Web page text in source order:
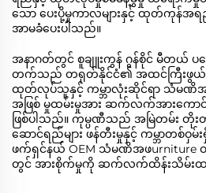
သော ပေးပို့မှုကာလများနှင့် ထုတ်ကုန်
အာမခံပေးပါသည်။
အနာဂတ်တွင် စူချူးကွန် ဂွန်စိုင် မီတယ် ပ
တက်သည် တရုတ်နိုင်ငံ၏ အထင်ကြီးဖွယ်
ထုတ်လုပ်သူနှင့် ကမ္ဘာလုံးဆိုင်ရာ သံမဏိအ
အဖြစ် မှုထမ်းမှုအား ဆက်လက်အားကောင်
ဖြစ်ပါသည်။ ကုမ္ပဏီသည် အမြဲတမ်း တို
ဆောင်ရည်များ ဖန်တီးမှုနှင့် ကမ္ဘာတစ်ဝှမ်
ဖက်ရှင်နယ် OEM သံမဏိအဖurniture ဝန်
တွင် အားစိုက်မှုကို ဆက်လက်ထိန်းသိမ်းထာ